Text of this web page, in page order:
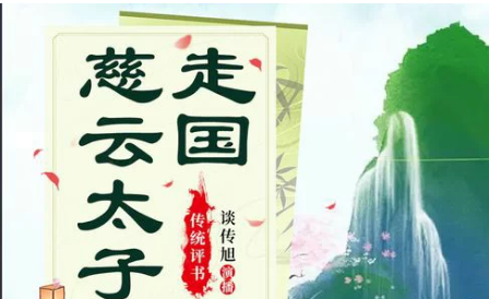
美食蛋糕 養生保健 民生用品
居家生活 3C家電 運動休閒 親子玩具
女裝 男裝 化妝保養 情趣用品